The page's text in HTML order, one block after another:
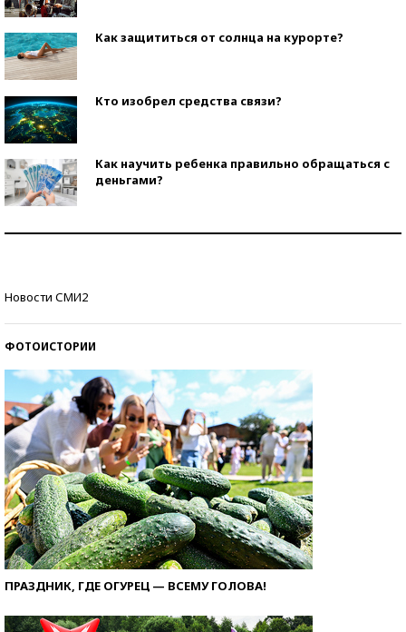
Как защититься от солнца на курорте?
Кто изобрел средства связи?
Как научить ребенка правильно обращаться с
деньгами?
Новости СМИ2
ФОТОИСТОРИИ
ПРАЗДНИК, ГДЕ ОГУРЕЦ — ВСЕМУ ГОЛОВА!